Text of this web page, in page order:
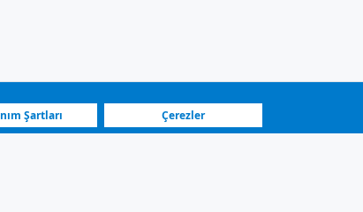
Şartları Çerezler